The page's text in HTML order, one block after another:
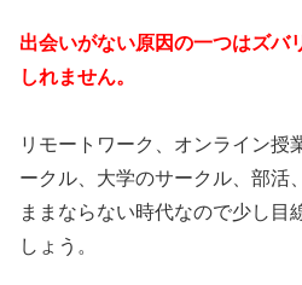
出会いがない原因の一つはズバ
しれません。
リモートワーク、オンライン授
ークル、大学のサークル、部活
ままならない時代なので少し目
しょう。